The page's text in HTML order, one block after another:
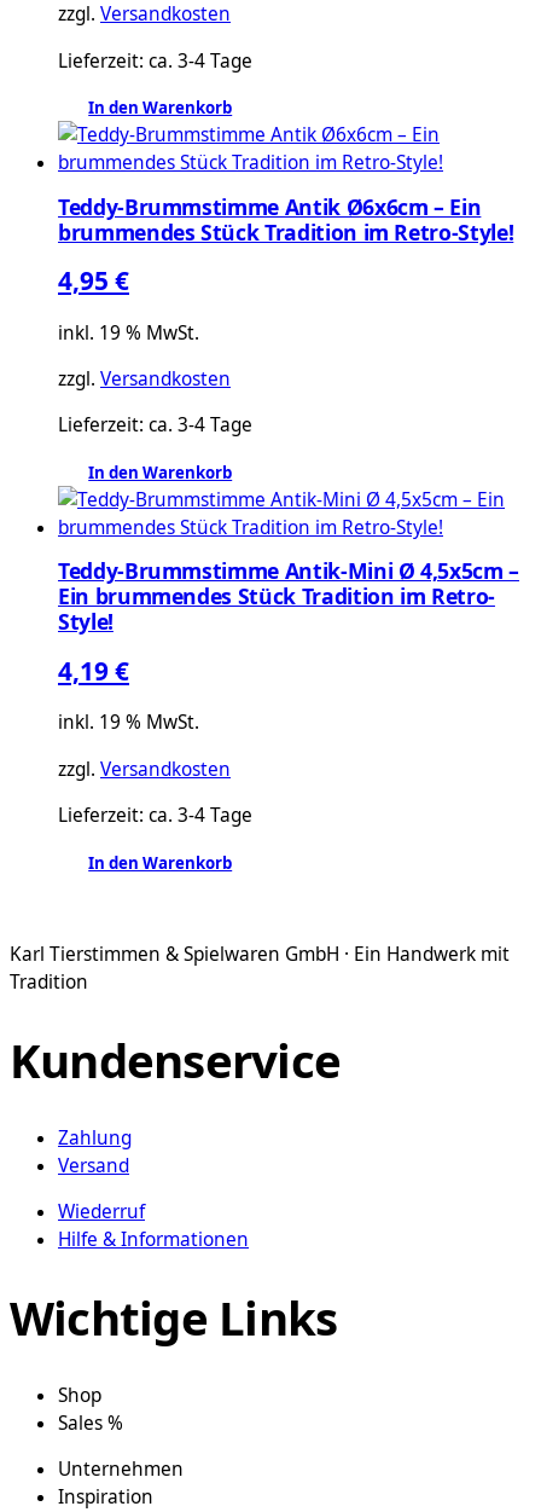
zzgl. Versandkosten
Lieferzeit: ca. 3-4 Tage
In den Warenkorb
Teddy-Brummstimme Antik Ø6x6cm – Ein
brummendes Stück Tradition im Retro-Style!
4,95 €
inkl. 19 % MwSt.
zzgl. Versandkosten
Lieferzeit: ca. 3-4 Tage
In den Warenkorb
Teddy-Brummstimme Antik-Mini Ø 4,5x5cm –
Ein brummendes Stück Tradition im Retro-
Style!
4,19€
inkl. 19 % MwSt.
zzgl. Versandkosten
Lieferzeit: ca. 3-4 Tage
In den Warenkorb
Karl Tierstimmen & Spielwaren GmbH · Ein Handwerk mit
Tradition
Kundenservice
Zahlung
Versand
Wiederruf
Hilfe & Informationen
Wichtige Links
Shop
Sales %
Unternehmen
Inspiration